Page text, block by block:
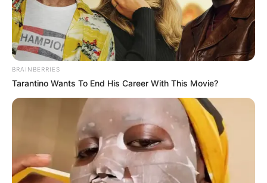
Bobby Samuel
BRAINBERRIES
Tarantino Wants To End His Career With This Movie?